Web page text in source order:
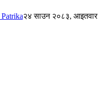
२४ साउन २०८३, आइतवार